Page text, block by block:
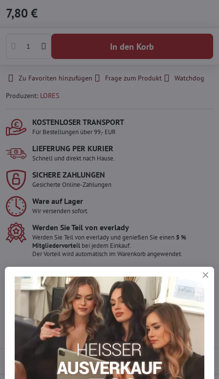
7,80 €
In den Korb
Zu Favoriten hinzufügen Frage zum Produkt
Watchdog
Produzent: LORES
KOSTENLOSER TRANSPORT
Für Bestellungen über 99,- EUR
LIEFERUNG PER KURIER
Schnell und direkt nach Hause.
SICHERE ZAHLUNGEN
Gesicherte Online-Zahlungen
Ware auf Lager
Wir versenden sofort.
Werden Sie Teil von everlady
Werden Sie Teil von everlady und genießen Sie einen 5 %
Mitgliedervorteil bei jedem Einkauf.
Der Vorteil wird automatisch im Warenkorb angewendet.
Möchten Sie mehr bestellen ?
Zögern Sie nicht, uns zu kontaktieren, wir füllen die Ware für Sie
info​​@everlady​​.eu
Beschreibung